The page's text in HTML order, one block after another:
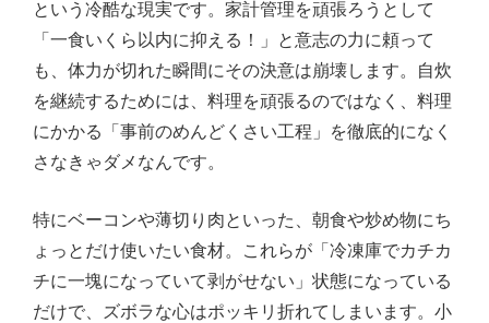
という冷酷な現実です。家計管理を頑張ろうとして
「一食いくら以内に抑える！」と意志の力に頼って
も、体力が切れた瞬間にその決意は崩壊します。自炊
を継続するためには、料理を頑張るのではなく、料理
にかかる「事前のめんどくさい工程」を徹底的になく
さなきゃダメなんです。
特にベーコンや薄切り肉といった、朝食や炒め物にち
ょっとだけ使いたい食材。これらが「冷凍庫でカチカ
チに一塊になっていて剥がせない」状態になっている
だけで、ズボラな心はポッキリ折れてしまいます。小